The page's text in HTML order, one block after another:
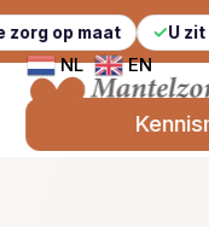
U zit nergens
NL EN